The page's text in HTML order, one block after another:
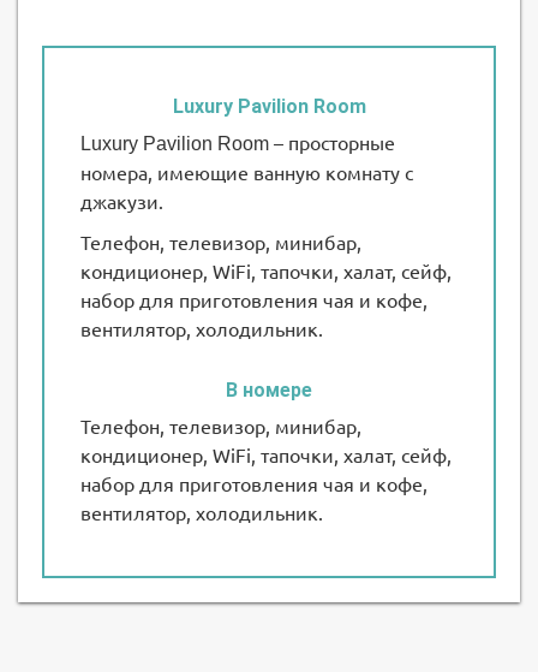
Luxury Pavilion Room
Luxury Pavilion Room – просторные
номера, имеющие ванную комнату с
джакузи.
Телефон, телевизор, минибар,
кондиционер, WiFi, тапочки, халат, сейф,
набор для приготовления чая и кофе,
вентилятор, холодильник.
В номере
Телефон, телевизор, минибар,
кондиционер, WiFi, тапочки, халат, сейф,
набор для приготовления чая и кофе,
вентилятор, холодильник.